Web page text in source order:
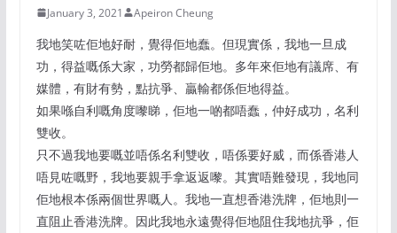
January 3, 2021 Apeiron Cheung
我地笑咗佢地好耐，覺得佢地蠢。但現實係，我地一旦成
功，得益嘅係大家，功勞都歸佢地。多年來佢地有議席、有
媒體，有財有勢，點抗爭、贏輸都係佢地得益。
如果喺自利嘅角度嚟睇，佢地一啲都唔蠢，仲好成功，名利
雙收。
只不過我地要嘅並唔係名利雙收，唔係要好威，而係香港人
唔見咗嘅野，我地要親手拿返返嚟。其實唔難發現，我地同
佢地根本係兩個世界嘅人。我地一直想香港洗牌，佢地則一
直阻止香港洗牌。因此我地永遠覺得佢地阻住我地抗爭，佢